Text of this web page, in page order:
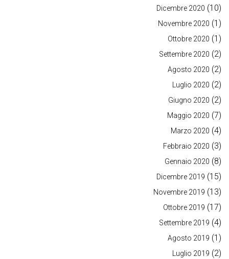
Dicembre 2020 (10)
Novembre 2020 (1)
Ottobre 2020 (1)
Settembre 2020 (2)
Agosto 2020 (2)
Luglio 2020 (2)
Giugno 2020 (2)
Maggio 2020 (7)
Marzo 2020 (4)
Febbraio 2020 (3)
Gennaio 2020 (8)
Dicembre 2019 (15)
Novembre 2019 (13)
Ottobre 2019 (17)
Settembre 2019 (4)
Agosto 2019 (1)
Luglio 2019 (2)